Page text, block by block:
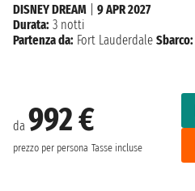
da 992 €
prezzo per persona Tasse incluse
DISNEY DREAM
9 APR 2027
Durata: 3 notti
Partenza da: Fort Lauderdale Sbarco: